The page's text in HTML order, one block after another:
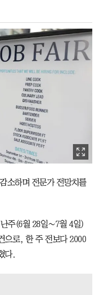
소하며 전문가 전망치를
주(6월 28일∼7월 4일)
으로, 한 주 전보다 2000
다.